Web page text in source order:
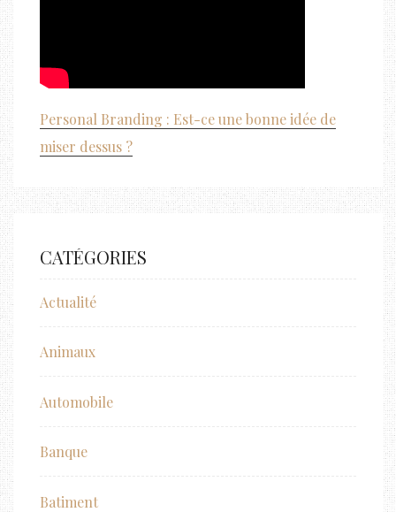
Personal Branding : Est-ce une bonne idée de
miser dessus ?
CATÉGORIES
Actualité
Animaux
Automobile
Banque
Batiment